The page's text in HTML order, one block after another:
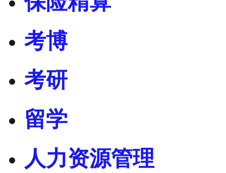
考博
考研
留学
人力资源管理